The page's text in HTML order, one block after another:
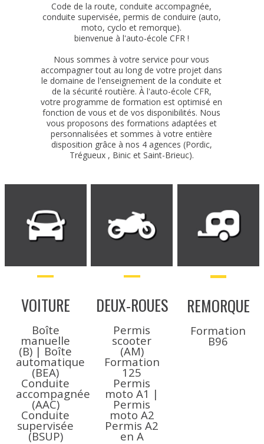
Code de la route, conduite accompagnée,
conduite supervisée, permis de conduire (auto,
moto, cyclo et remorque).
bienvenue à l'auto-école CFR !
Nous sommes à votre service pour vous
accompagner tout au long de votre projet dans
le domaine de l'enseignement de la conduite et
de la sécurité routière. À l'auto-école CFR,
votre programme de formation est optimisé en
fonction de vous et de vos disponibilités. Nous
vous proposons des formations adaptées et
personnalisées et sommes à votre entière
disposition grâce à nos 4 agences (Pordic,
Trégueux , Binic et Saint-Brieuc).
VOITURE
Boîte
manuelle
(B) | Boîte
automatique
(BEA)
Conduite
accompagnée
(AAC)
Conduite
supervisée
(BSUP)
DEUX-ROUES
Permis
scooter
(AM)
Formation
125
Permis
moto A1 |
Permis
moto A2
Permis A2
en A
REMORQUE
Formation
B96